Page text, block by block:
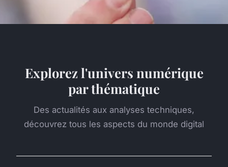
Explorez l'univers numérique
par thématique
Des actualités aux analyses techniques,
découvrez tous les aspects du monde digital